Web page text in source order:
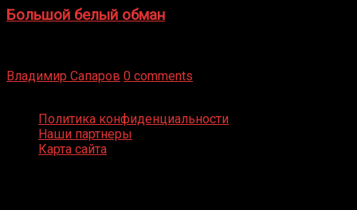
Большой белый обман
Владимир Сапаров 0 comments
Политика конфиденциальности
Наши партнеры
Карта сайта